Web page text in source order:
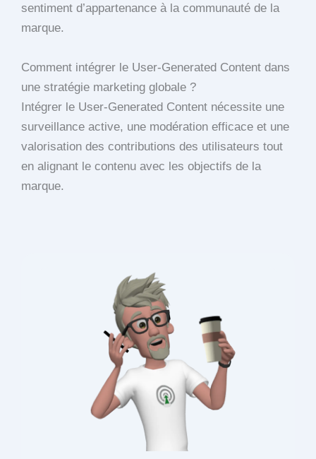
sentiment d’appartenance à la communauté de la
marque.
Comment intégrer le User-Generated Content dans
une stratégie marketing globale ?
Intégrer le User-Generated Content nécessite une
surveillance active, une modération efficace et une
valorisation des contributions des utilisateurs tout
en alignant le contenu avec les objectifs de la
marque.